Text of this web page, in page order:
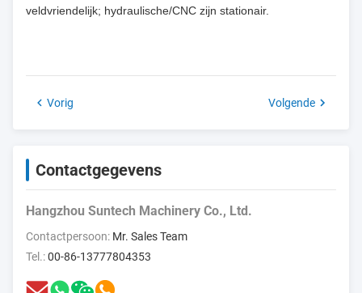
veldvriendelijk; hydraulische/CNC zijn stationair.
Vorig Volgende
Contactgegevens
Hangzhou Suntech Machinery Co., Ltd.
Contactpersoon: Mr. Sales Team
Tel.:00-86-13777804353